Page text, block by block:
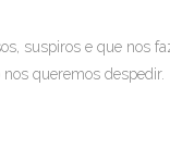
suspiros e que nos
queremos despedir.